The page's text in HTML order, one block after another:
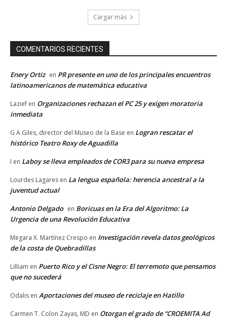
Cargar más
COMENTARIOS RECIENTES
Enery Ortiz en PR presente en uno de los principales encuentros
latinoamericanos de matemática educativa
Lazief en Organizaciones rechazan el PC 25 y exigen moratoria
inmediata
G A Giles, director del Museo de la Base en Logran rescatar el
histórico Teatro Roxy de Aguadilla
I en Laboy se lleva empleados de COR3 para su nueva empresa
Lourdes Lagares en La lengua española: herencia ancestral a la
juventud actual
Antonio Delgado en Boricuas en la Era del Algoritmo: La
Urgencia de una Revolución Educativa
Megara X. Martínez Crespo en Investigación revela datos geológicos
de la costa de Quebradillas
Lilliam en Puerto Rico y el Cisne Negro: El terremoto que pensamos
que no sucederá
Odalis en Aportaciones del museo de reciclaje en Hatillo
Carmen T. Colon Zayas, MD en Otorgan el grado de “CROEMITA Ad